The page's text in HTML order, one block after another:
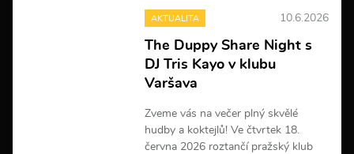
e
i
f
o
r
c
í
AKTUALITA 10.6.2026
The Duppy Share Night s
DJ Tris Kayo v klubu
Varšava
Zveme vás na večer plný skvělé
hudby a koktejlů! Ve čtvrtek 18.
června 2026 roztančí pražský klub